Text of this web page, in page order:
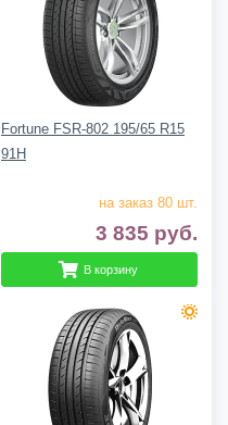
Fortune FSR-802 195/65 R15
91H
на заказ 80 шт.
3 835 руб.
В корзину